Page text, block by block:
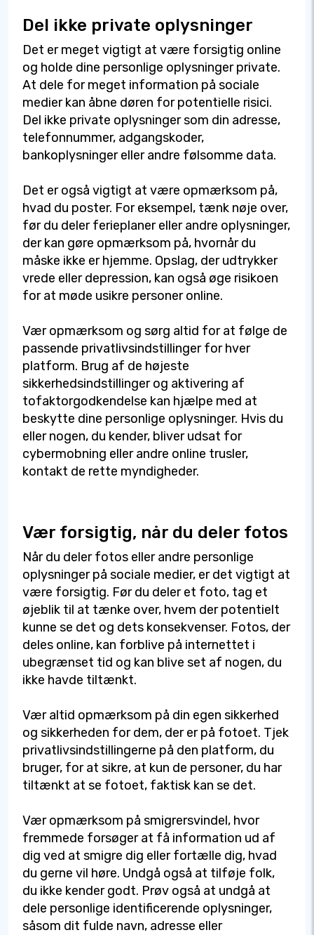
Del ikke private oplysninger
Det er meget vigtigt at være forsigtig online
og holde dine personlige oplysninger private.
At dele for meget information på sociale
medier kan åbne døren for potentielle risici.
Del ikke private oplysninger som din adresse,
telefonnummer, adgangskoder,
bankoplysninger eller andre følsomme data.
Det er også vigtigt at være opmærksom på,
hvad du poster. For eksempel, tænk nøje over,
før du deler ferieplaner eller andre oplysninger,
der kan gøre opmærksom på, hvornår du
måske ikke er hjemme. Opslag, der udtrykker
vrede eller depression, kan også øge risikoen
for at møde usikre personer online.
Vær opmærksom og sørg altid for at følge de
passende privatlivsindstillinger for hver
platform. Brug af de højeste
sikkerhedsindstillinger og aktivering af
tofaktorgodkendelse kan hjælpe med at
beskytte dine personlige oplysninger. Hvis du
eller nogen, du kender, bliver udsat for
cybermobning eller andre online trusler,
kontakt de rette myndigheder.
Vær forsigtig, når du deler fotos
Når du deler fotos eller andre personlige
oplysninger på sociale medier, er det vigtigt at
være forsigtig. Før du deler et foto, tag et
øjeblik til at tænke over, hvem der potentielt
kunne se det og dets konsekvenser. Fotos, der
deles online, kan forblive på internettet i
ubegrænset tid og kan blive set af nogen, du
ikke havde tiltænkt.
Vær altid opmærksom på din egen sikkerhed
og sikkerheden for dem, der er på fotoet. Tjek
privatlivsindstillingerne på den platform, du
bruger, for at sikre, at kun de personer, du har
tiltænkt at se fotoet, faktisk kan se det.
Vær opmærksom på smigrersvindel, hvor
fremmede forsøger at få information ud af
dig ved at smigre dig eller fortælle dig, hvad
du gerne vil høre. Undgå også at tilføje folk,
du ikke kender godt. Prøv også at undgå at
dele personlige identificerende oplysninger,
såsom dit fulde navn, adresse eller